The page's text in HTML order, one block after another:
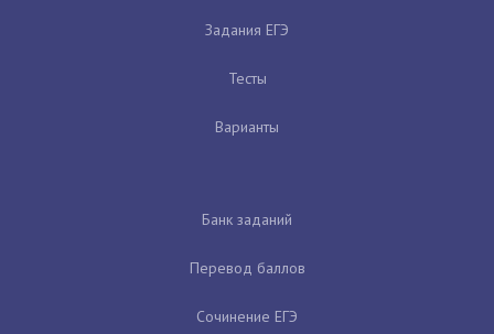
Задания ЕГЭ
Тесты
Варианты
Банк заданий
Перевод баллов
Сочинение ЕГЭ